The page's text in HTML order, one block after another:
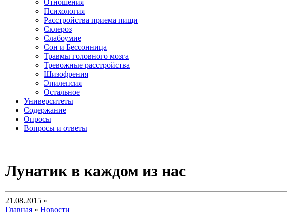
Отношения
Психология
Расстройства приема пищи
Склероз
Слабоумие
Сон и Бессонница
Травмы головного мозга
Тревожные расстройства
Шизофрения
Эпилепсия
Остальное
Университеты
Содержание
Опросы
Вопросы и ответы
Лунатик в каждом из нас
21.08.2015 »
Главная » Новости